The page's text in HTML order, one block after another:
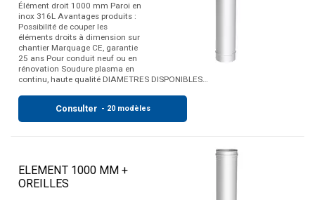
Élément droit 1000 mm Paroi en
inox 316L Avantages produits :
Possibilité de couper les
éléments droits à dimension sur
chantier Marquage CE, garantie
25 ans Pour conduit neuf ou en
rénovation Soudure plasma en
continu, haute qualité DIAMETRES DISPONIBLES…
Consulter - 20 modèles
ELEMENT 1000 MM +
OREILLES